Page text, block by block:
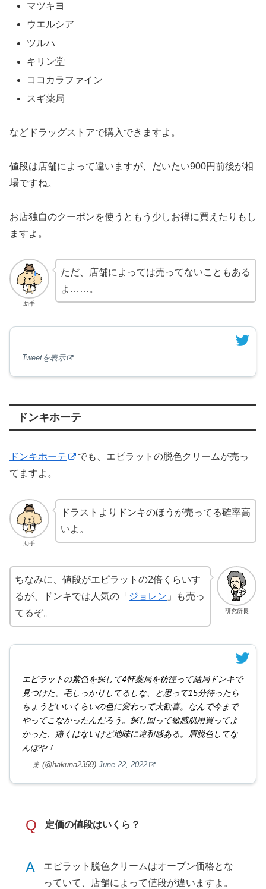
マツキヨ
ウエルシア
ツルハ
キリン堂
ココカラファイン
スギ薬局
などドラッグストアで購入できますよ。
値段は店舗によって違いますが、だいたい900円前後が相
場ですね。
お店独自のクーポンを使うともう少しお得に買えたりもし
ますよ。
助手
ただ、店舗によっては売ってないこともある
よ……。
Tweetを表示
ドンキホーテ
ドンキホーテ
でも、エピラットの脱色クリームが売っ
てますよ。
助手
ドラストよりドンキのほうが売ってる確率高
いよ。
研究所長
ちなみに、値段がエピラットの2倍くらいす
るが、ドンキでは人気の「 ジョレン 」も売っ
てるぞ。
エピラットの紫色を探して4軒薬局を彷徨って結局ドンキで
見つけた。毛しっかりしてるしな、と思って15分待ったら
ちょうどいいくらいの色に変わって大歓喜。なんで今まで
やってこなかったんだろう。探し回って敏感肌用買ってよ
かった、痛くはないけど地味に違和感ある。眉脱色してな
んぼや！
— ま (@hakuna2359) June 22, 2022
Q 定価の値段はいくら？
A
エピラット脱色クリームはオープン価格とな
っていて、店舗によって値段が違いますよ。